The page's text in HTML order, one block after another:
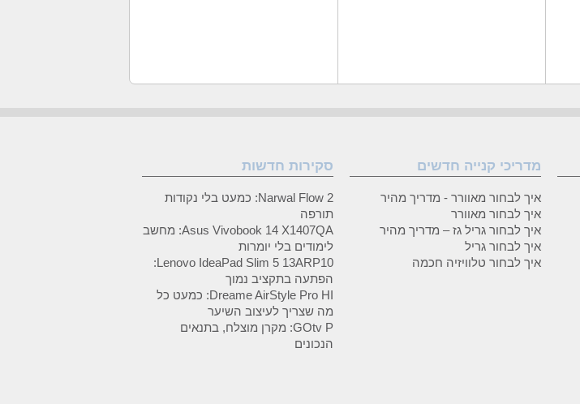
מדריכי קנייה חדשים
איך לבחור מאוורר - מדריך מהיר
איך לבחור מאוורר
איך לבחור גריל גז – מדריך מהיר
איך לבחור גריל
איך לבחור טלוויזיה חכמה
סקירות חדשות
Narwal Flow 2: כמעט בלי נקודות
תורפה
Asus Vivobook 14 X1407QA: מחשב
לימודים בלי יומרות
Lenovo IdeaPad Slim 5 13ARP10:
הפתעה בתקציב נמוך
Dreame AirStyle Pro HI: כמעט כל
מה שצריך לעיצוב השיער
GOtv P: מקרן מוצלח, בתנאים
הנכונים